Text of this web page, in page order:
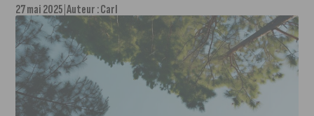
27 mai 2025 Auteur :Carl